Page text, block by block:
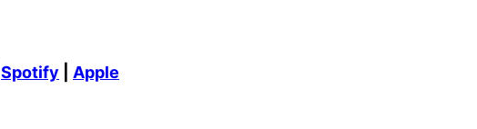
Spotify Apple